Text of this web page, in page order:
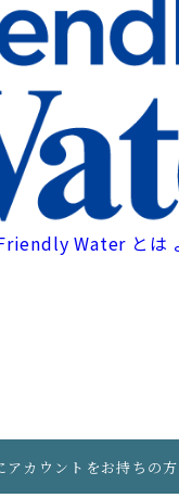
Water とは
アカウントをお持ちの